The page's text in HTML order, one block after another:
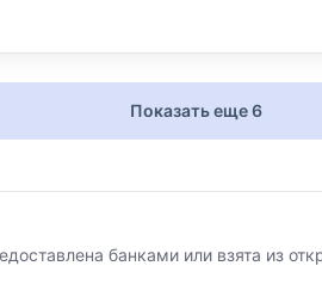
Показать еще 6
банками или взята из